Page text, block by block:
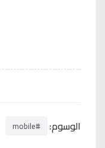
الوسوم: #mobile